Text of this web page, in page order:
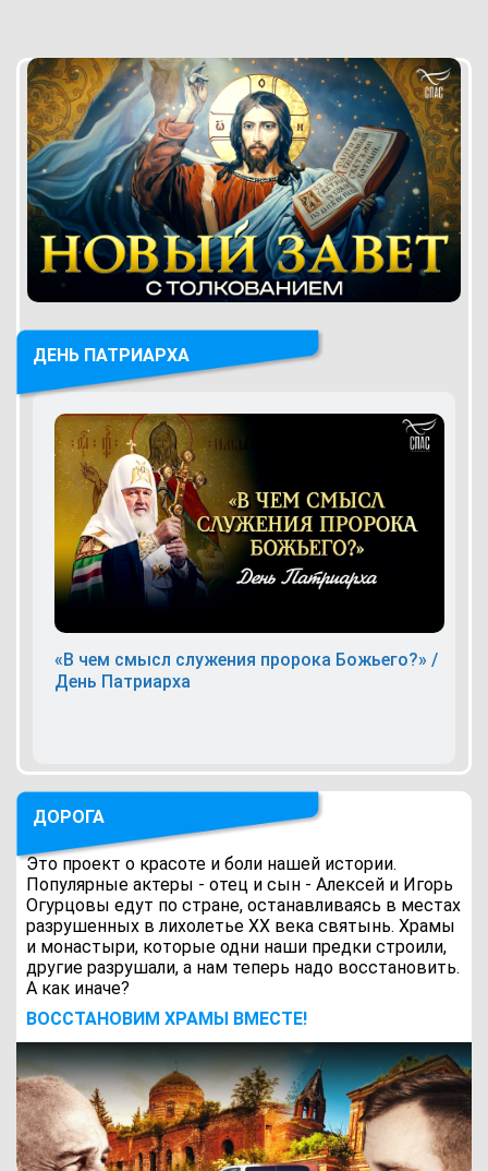
ДЕНЬ ПАТРИАРХА
«В чем смысл служения пророка Божьего?» /
День Патриарха
ДОРОГА
Это проект о красоте и боли нашей истории.
Популярные актеры - отец и сын - Алексей и Игорь
Огурцовы едут по стране, останавливаясь в местах
разрушенных в лихолетье ХХ века святынь. Храмы
и монастыри, которые одни наши предки строили,
другие разрушали, а нам теперь надо восстановить.
А как иначе?
ВОCСТАНОВИМ ХРАМЫ ВМЕСТЕ!